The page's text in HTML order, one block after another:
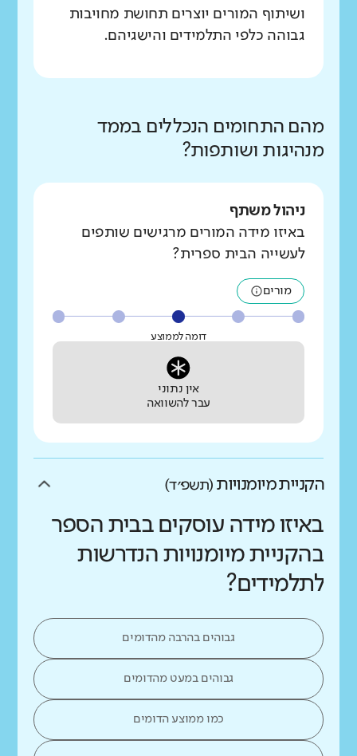
ושיתוף המורים יוצרים תחושת מחויבות
גבוהה כלפי התלמידים והישגיהם.
מהם התחומים הנכללים בממד
מנהיגות ושותפות?
ניהול משתף
באיזו מידה המורים מרגישים שותפים
לעשייה הבית ספרית?
מורים
דומה לממוצע
אין נתוני
עבר להשוואה
הקניית מיומנויות (תשפ״ד)
באיזו מידה עוסקים בבית הספר
בהקניית מיומנויות הנדרשות
לתלמידים?
גבוהים בהרבה מהדומים
גבוהים במעט מהדומים
כמו ממוצע הדומים